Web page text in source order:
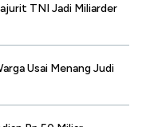
TNI Jadi Miliarder
Usai Menang Judi